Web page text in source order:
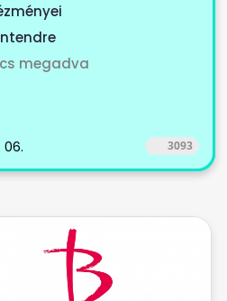
megadva
06. 3093